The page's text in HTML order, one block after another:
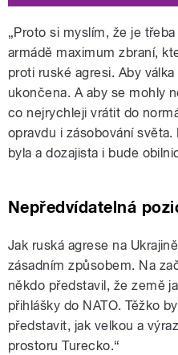
„Proto si myslím, že je
armádě maximum zbraní,
proti ruské agresi. Aby
ukončena. A aby se mohly
co nejrychleji vrátit do
opravdu i zásobování
byla a dozajista i bude
Nepředvídatelná
Jak ruská agrese na
zásadním způsobem. Na
někdo představil, že země
přihlášky do NATO. Těžko
představit, jak velkou a
prostoru Turecko.“